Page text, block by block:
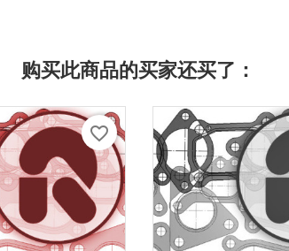
购买此商品的买家还买了：
favorite_border